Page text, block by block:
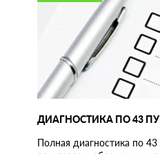
ДИАГНОСТИКА ПО 43
Полная диагностика по